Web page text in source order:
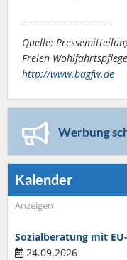
Quelle:
Freien
http://www.bagfw.de
Werbung
Kalender
Anzeigen
Sozialberatung mit
24.09.2026